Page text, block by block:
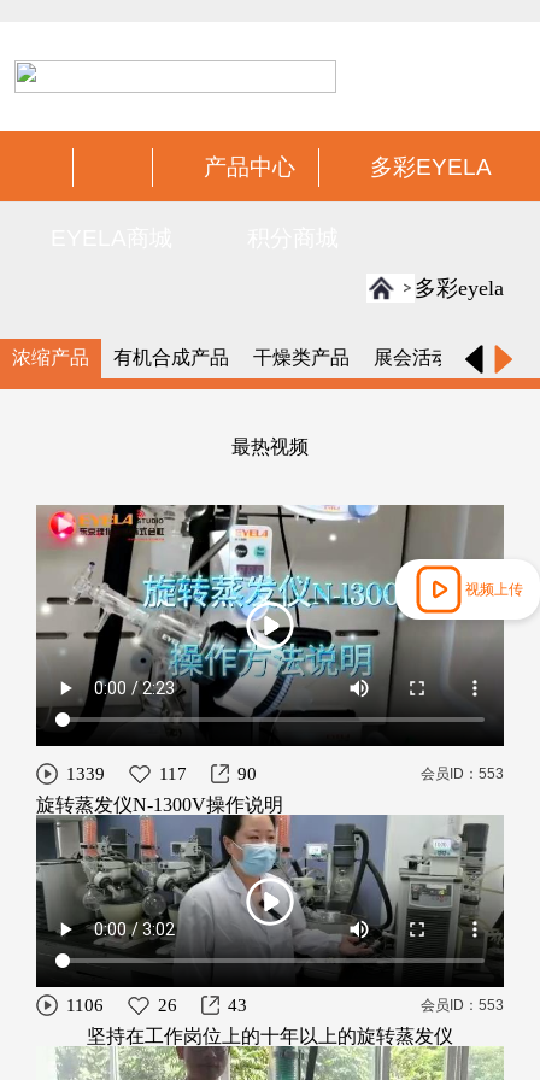
产品中心 多彩EYELA
视频上传
多彩eyela
浓缩产品 有机合成产品 干燥类产品 展会活动
最热视频
1339 117 90 会员ID：553
旋转蒸发仪N-1300V操作说明
1106 26 43 会员ID：553
坚持在工作岗位上的十年以上的旋转蒸发仪